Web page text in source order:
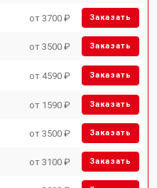
от 3700 ₽ Заказать
от 3500 ₽ Заказать
от 4590 ₽ Заказать
от 1590 ₽ Заказать
от 3500 ₽ Заказать
от 3100 ₽ Заказать